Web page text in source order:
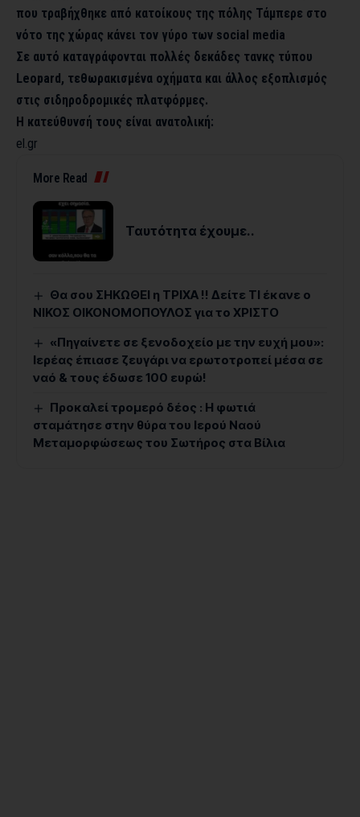
που τραβήχθηκε από κατοίκους της πόλης Τάμπερε στο
νότο της χώρας κάνει τον γύρο των social media
Σε αυτό καταγράφονται πολλές δεκάδες τανκς τύπου
Leopard, τεθωρακισμένα οχήματα και άλλος εξοπλισμός
στις σιδηροδρομικές πλατφόρμες.
Η κατεύθυνσή τους είναι ανατολική:
el.gr
More Read
Ταυτότητα έχουμε..
Θα σου ΣΗΚΩΘΕΙ η ΤΡΙΧΑ !! Δείτε ΤΙ έκανε ο
ΝΙΚΟΣ ΟΙΚΟΝΟΜΟΠΟΥΛΟΣ για το ΧΡΙΣΤΟ
«Πηγαίνετε σε ξενοδοχείο με την ευχή μου»:
Ιερέας έπιασε ζευγάρι να ερωτοτροπεί μέσα σε
ναό & τους έδωσε 100 ευρώ!
Προκαλεί τρομερό δέος : Η φωτιά
σταμάτησε στην θύρα του Ιερού Ναού
Μεταμορφώσεως του Σωτήρος στα Βίλια